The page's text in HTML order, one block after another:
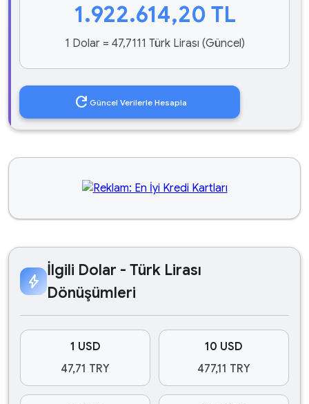
1.922.614,20 TL
1 Dolar = 47,7111 Türk Lirası (Güncel)
refresh Güncel Verilerle Hesapla
bolt
İlgili Dolar - Türk Lirası
Dönüşümleri
1 USD
47,71 TRY
10 USD
477,11 TRY